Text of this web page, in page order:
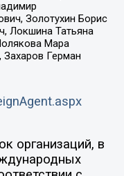
Золотухин Борис
Локшина Татьяна
Мара
Герман
организаций, в